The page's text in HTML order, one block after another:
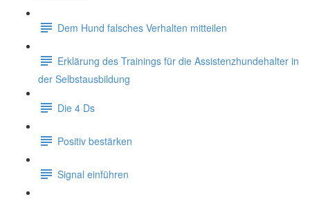
Dem Hund falsches Verhalten mitteilen
Erklärung des Trainings für die Assistenzhundehalter in
der Selbstausbildung
Die 4 Ds
Positiv bestärken
Signal einführen